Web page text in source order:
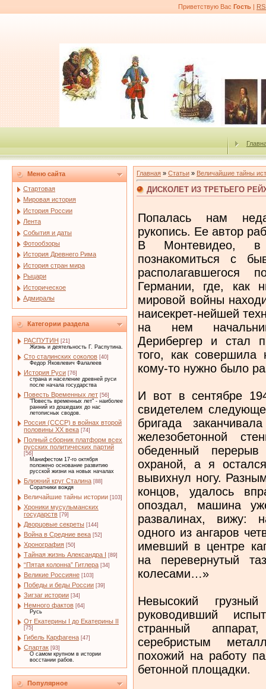
Приветствую Вас Гость |
Меню сайта
Стартовая
Мировая история
История России
Лента
События и даты
Фотообзоры
История Древнего Рима
История стран мира
Рыцари
Историческое
Адмиралы
Категории раздела
РАСПУТИН [21]
Жизнь и деятельность Г. Распутина.
Сто сталинских соколов [40]
Федор Яковлевич Фалалеев
История Руси [76]
страна и население древней руси
после начала государства
Повесть Временных лет [56]
"Повесть временных лет" - наиболее
ранний из дошедших до нас
летописных сводов.
Россия (СССР) в войнах второй
половины XX века [74]
Полный сборник платформ всех
русских политических партий
[56]
Манифестом 17-го октября
положено основание развитию
русской жизни на новых началах
Ближний круг Сталина [88]
Соратники вождя
Величайшие тайны истории [103]
Хроники мусульманских
государств [79]
Дворцовые секреты [144]
Война в Средние века [52]
Хронография [50]
Тайная жизнь Александра I [89]
“Пятая колонна” Гитлера [34]
Великие Россияне [103]
Победы и беды России [39]
Зигзаг истории [34]
Немного фактов [64]
Русь
От Екатерины I до Екатерины II
[75]
Гибель Карфагена [47]
Спартак [93]
О самом крупном в истории
восстании рабов.
Популярное
Главная » Статьи » Величайшие тайны
ДИСКОЛЕТ ИЗ ТРЕТЬЕГО
Попалась нам
рукопись. Ее автор
В Монтевидео, в
познакомиться с
Германии, где, как
мировой войны
наисекрет-нейшей
на нем
Дерибергер и стал
того, как совершила
кому-то нужно было
И вот в сентябре
свидетелем
бригада
железобетонной
обеденный
охраной, а я
вывихнул ногу.
концов, удалось
опоздал, машина
развалинах, вижу:
одного из ангаров
имевший в центре
на перевернутый
колесами…»
Невысокий
руководивший
странный
серебристым
похожий на работу
бетонной площадки.